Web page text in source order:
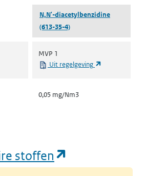
N,N'-diacetylbenzidine
(613-35-4)
MVP 1
Uit regelgeving
0,05 mg/Nm3
stoffen